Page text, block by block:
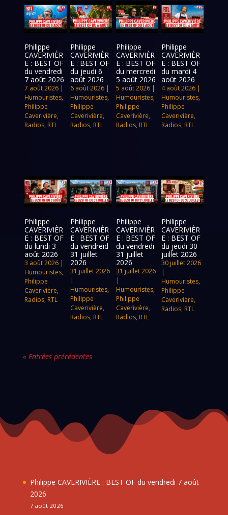
Philippe
CAVERIVIÈR
E : BEST OF
du vendredi
7 août 2026
7 août 2026 |
Humouristes,
Philippe
Caverivière,
Radios, RTL
Philippe
CAVERIVIÈR
E : BEST OF
du jeudi 6
août 2026
6 août 2026|
Humouristes,
Philippe
Caverivière,
Radios, RTL
Philippe
CAVERIVIÈR
E : BEST OF
du mercredi
5 août 2026
5 août 2026|
Humouristes,
Philippe
Caverivière,
Radios, RTL
Philippe
CAVERIVIÈR
E : BEST OF
du mardi 4
août 2026
4 août 2026 |
Humouristes,
Philippe
Caverivière,
Radios, RTL
Philippe
CAVERIVIÈR
E : BEST OF
du lundi 3
août 2026
3 août 2026 |
Humouristes,
Philippe
Caverivière,
Radios, RTL
Philippe
CAVERIVIÈR
E : BEST OF
du vendreid
31 juillet
2026
31 juillet 2026
|
Humouristes,
Philippe
Caverivière,
Radios, RTL
Philippe
CAVERIVIÈR
E : BEST OF
du vendredi
31 juillet
2026
31 juillet 2026
|
Humouristes,
Philippe
Caverivière,
Radios, RTL
Philippe
CAVERIVIÈR
E : BEST OF
du jeudi 30
juillet 2026
30 juillet 2026
|
Humouristes,
Philippe
Caverivière,
Radios, RTL
« Entrées précédentes
Philippe CAVERIVIÈRE : BEST OF du vendredi 7 août
2026
7 août 2026